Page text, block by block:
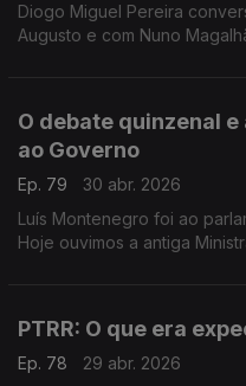
Diogo Miguel Pereira
Augusto e com Nuno
O debate quinzenal
ao Governo
Ep. 79
30 abr. 2026
Luís Montenegro foi ao
Hoje ouvimos a antiga
PTRR: O que era
Ep. 78
29 abr. 2026